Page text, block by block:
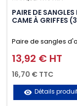
PAIRE DE
CAME À GRIFFES
Paire de sangles
griffes (3M ou 5M /
Permet d'arrimer et
le transport.
variations de
Prix
13,92 € HT
16,70 € TTC
visibility Détails